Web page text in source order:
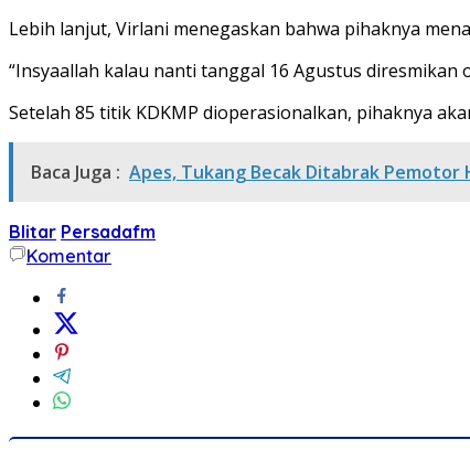
Lebih lanjut, Virlani menegaskan bahwa pihaknya
“Insyaallah kalau nanti tanggal 16 Agustus diresmikan
Setelah 85 titik KDKMP dioperasionalkan, pihaknya
Baca Juga : Apes, Tukang Becak Ditabrak Pemotor
Blitar Persadafm
Komentar